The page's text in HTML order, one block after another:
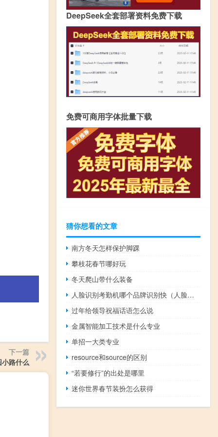
下一篇
路什么
DeepSeek全套部署资料免费下载
免费可商用字体批量下载
猜你想看的文章
南方冬天怎样保护脚踝
攀枝花春节哪好玩
冬天爬山带什么装备
人脸识别考勤机哪个品牌识别快（人脸识别考勤机哪个牌子好）
过年给领导祝福话语怎么说
金属智能加工技术是什么专业
单招一大类专业
resource和source的区别
“若要修行”的出处是哪里
迷你世界春节装扮怎么获得